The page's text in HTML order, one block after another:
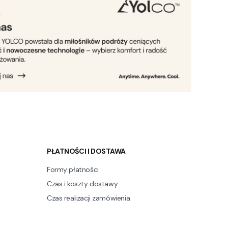
PŁATNOŚCI I DOSTAWA
Formy płatności
Czas i koszty dostawy
Czas realizacji zamówienia